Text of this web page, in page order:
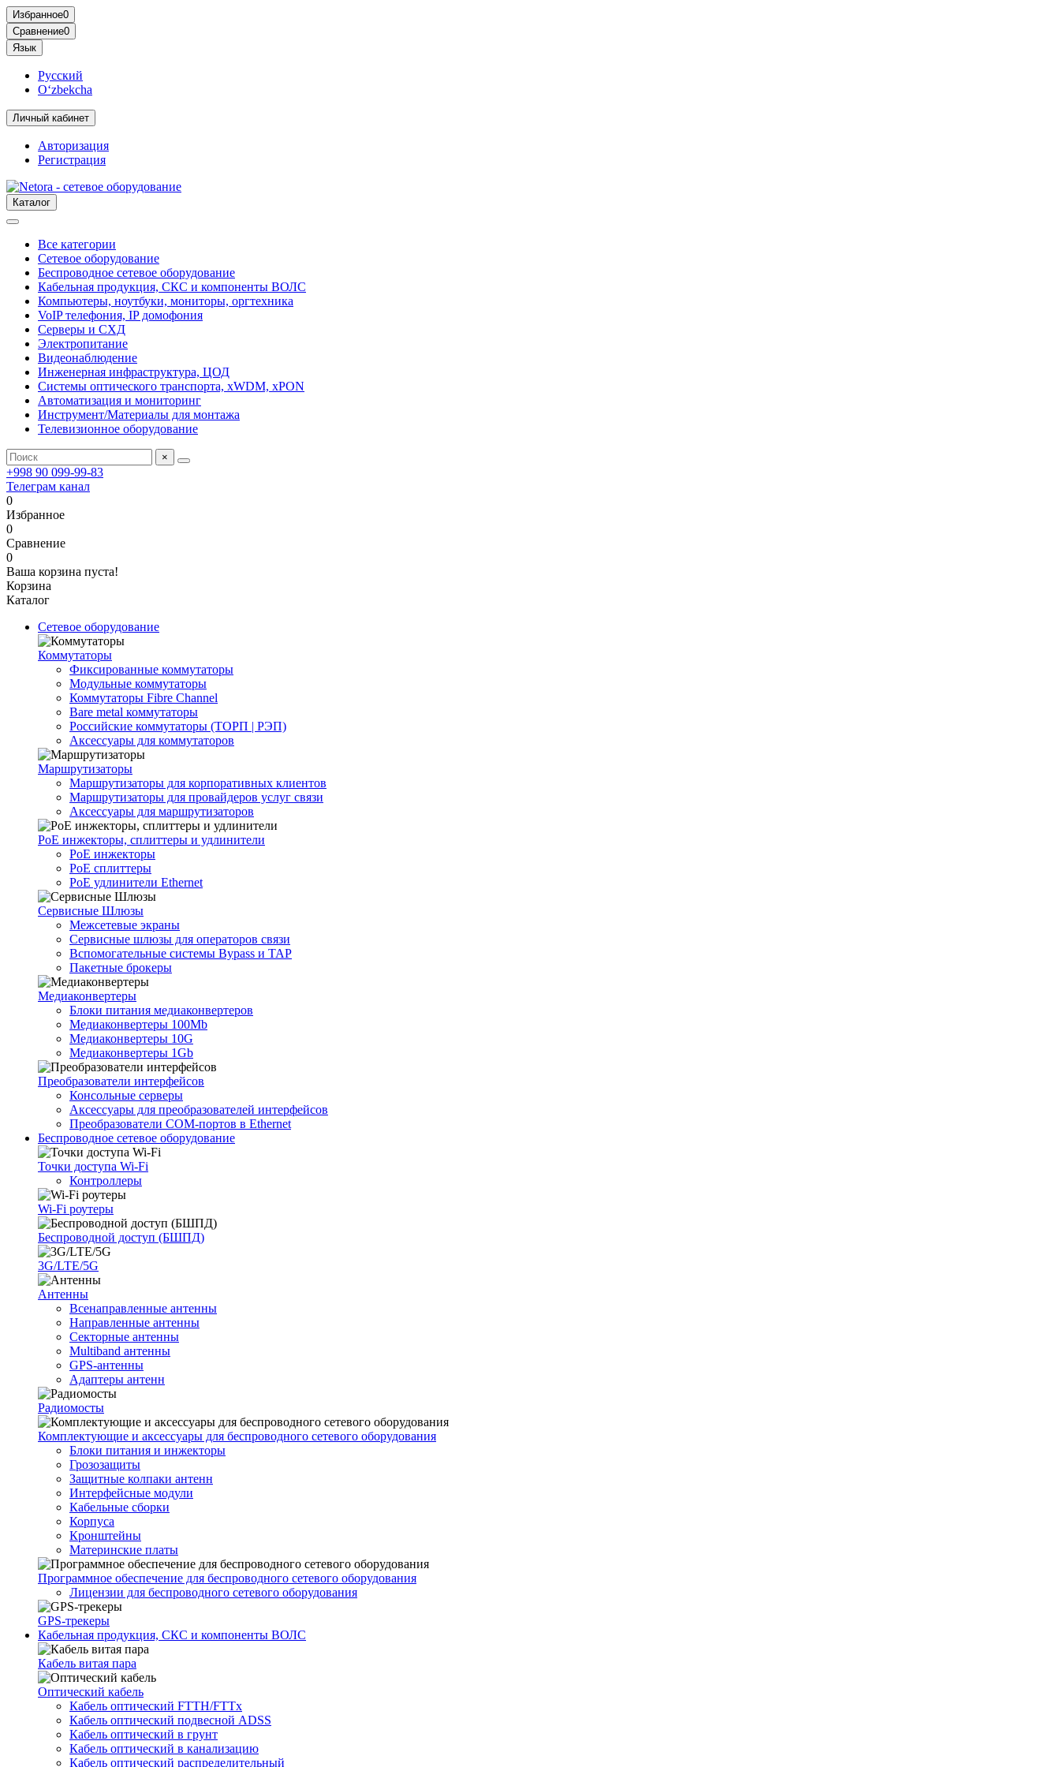
Избранное0
Сравнение0
Язык
Русский
O‘zbekcha
Личный кабинет
Авторизация
Регистрация
Каталог
Все категории
Сетевое оборудование
Беспроводное сетевое оборудование
Кабельная продукция, СКС и компоненты ВОЛС
Компьютеры, ноутбуки, мониторы, оргтехника
VoIP телефония, IP домофония
Серверы и СХД
Электропитание
Видеонаблюдение
Инженерная инфраструктура, ЦОД
Системы оптического транспорта, xWDM, xPON
Автоматизация и мониторинг
Инструмент/Материалы для монтажа
Телевизионное оборудование
×
+998 90 099-99-83
Телеграм канал
0
Избранное
0
Сравнение
0
Ваша корзина пуста!
Корзина
Каталог
Сетевое оборудование
Коммутаторы
Фиксированные коммутаторы
Модульные коммутаторы
Коммутаторы Fibre Channel
Bare metal коммутаторы
Российские коммутаторы (ТОРП | РЭП)
Аксессуары для коммутаторов
Маршрутизаторы
Маршрутизаторы для корпоративных клиентов
Маршрутизаторы для провайдеров услуг связи
Аксессуары для маршрутизаторов
PoE инжекторы, сплиттеры и удлинители
PoE инжекторы
PoE сплиттеры
PoE удлинители Ethernet
Сервисные Шлюзы
Межсетевые экраны
Сервисные шлюзы для операторов связи
Вспомогательные системы Bypass и TAP
Пакетные брокеры
Медиаконвертеры
Блоки питания медиаконвертеров
Медиаконвертеры 100Mb
Медиаконвертеры 10G
Медиаконвертеры 1Gb
Преобразователи интерфейсов
Консольные серверы
Аксессуары для преобразователей интерфейсов
Преобразователи COM-портов в Ethernet
Беспроводное сетевое оборудование
Точки доступа Wi-Fi
Контроллеры
Wi-Fi роутеры
Беспроводной доступ (БШПД)
3G/LTE/5G
Антенны
Всенаправленные антенны
Направленные антенны
Секторные антенны
Multiband антенны
GPS-антенны
Адаптеры антенн
Радиомосты
Комплектующие и аксессуары для беспроводного сетевого оборудования
Блоки питания и инжекторы
Грозозащиты
Защитные колпаки антенн
Интерфейсные модули
Кабельные сборки
Корпуса
Кронштейны
Материнские платы
Программное обеспечение для беспроводного сетевого оборудования
Лицензии для беспроводного сетевого оборудования
GPS-трекеры
Кабельная продукция, СКС и компоненты ВОЛС
Кабель витая пара
Оптический кабель
Кабель оптический FTTH/FTTx
Кабель оптический подвесной ADSS
Кабель оптический в грунт
Кабель оптический в канализацию
Кабель оптический распределительный